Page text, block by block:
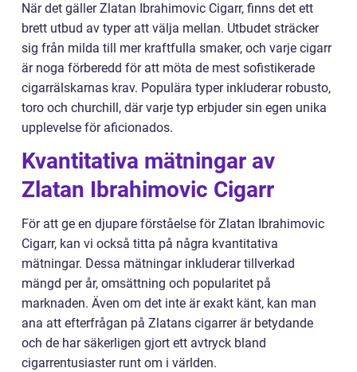
När det gäller Zlatan Ibrahimovic Cigarr, finns det ett
brett utbud av typer att välja mellan. Utbudet sträcker
sig från milda till mer kraftfulla smaker, och varje cigarr
är noga förberedd för att möta de mest sofistikerade
cigarrälskarnas krav. Populära typer inkluderar robusto,
toro och churchill, där varje typ erbjuder sin egen unika
upplevelse för aficionados.
Kvantitativa mätningar av
Zlatan Ibrahimovic Cigarr
För att ge en djupare förståelse för Zlatan Ibrahimovic
Cigarr, kan vi också titta på några kvantitativa
mätningar. Dessa mätningar inkluderar tillverkad
mängd per år, omsättning och popularitet på
marknaden. Även om det inte är exakt känt, kan man
ana att efterfrågan på Zlatans cigarrer är betydande
och de har säkerligen gjort ett avtryck bland
cigarrentusiaster runt om i världen.